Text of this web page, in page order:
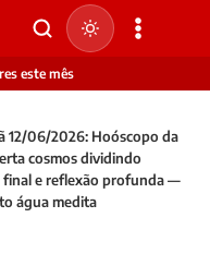
este mês
12/06/2026: Hoóscopo da
cosmos dividindo
final e reflexão profunda —
água medita